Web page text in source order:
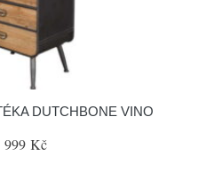
DUTCHBONE VINO
999 Kč